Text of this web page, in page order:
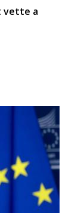
vette a